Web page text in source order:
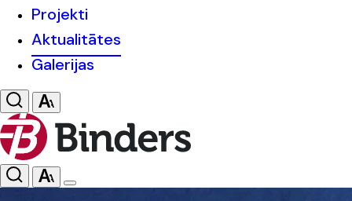
Projekti
Aktualitātes
Galerijas